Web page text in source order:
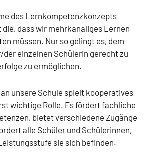
des Lernkompetenzkonzepts
die, dass wir mehrkanaliges Lernen
müssen. Nur so gelingt es, dem
der einzelnen Schülerin gerecht zu
zu ermöglichen.
unsere Schule spielt kooperatives
wichtige Rolle. Es fördert fachliche
bietet verschiedene Zugänge
alle Schüler und Schülerinnen,
sie sich befinden.